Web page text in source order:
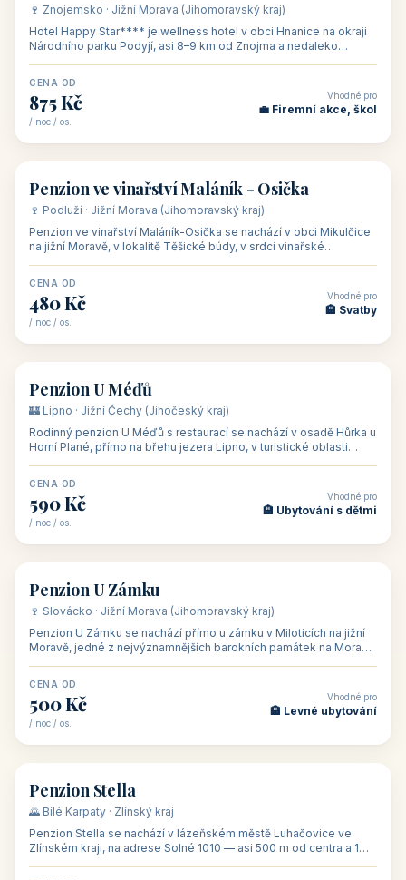
🍷 Znojemsko · Jižní Morava (Jihomoravský kraj)
Hotel Happy Star**** je wellness hotel v obci Hnanice na okraji
Národního parku Podyjí, asi 8–9 km od Znojma a nedaleko
CENA OD
875 Kč
/ noc / os.
Vhodné pro
💼 Firemní akce, škol
🏡 penzion
Penzion ve vinařství Maláník - Osička
🍷 Podluží · Jižní Morava (Jihomoravský kraj)
Penzion ve vinařství Maláník-Osička se nachází v obci Mikulčice
na jižní Moravě, v lokalitě Těšické búdy, v srdci vinařské
CENA OD
480 Kč
/ noc / os.
Vhodné pro
🏨 Svatby
🏡 penzion
Penzion U Méďů
🏰 Lipno · Jižní Čechy (Jihočeský kraj)
Rodinný penzion U Méďů s restaurací se nachází v osadě Hůrka u
Horní Plané, přímo na břehu jezera Lipno, v turistické oblasti
CENA OD
590 Kč
/ noc / os.
Vhodné pro
🏨 Ubytování s dětmi
🏡 penzion
Penzion U Zámku
🍷 Slovácko · Jižní Morava (Jihomoravský kraj)
Penzion U Zámku se nachází přímo u zámku v Miloticích na jižní
Moravě, jedné z nejvýznamnějších barokních památek na Moravě,
CENA OD
500 Kč
/ noc / os.
Vhodné pro
🏨 Levné ubytování
🏡 penzion
Penzion Stella
🌄 Bílé Karpaty · Zlínský kraj
Penzion Stella se nachází v lázeňském městě Luhačovice ve
Zlínském kraji, na adrese Solné 1010 — asi 500 m od centra a 1